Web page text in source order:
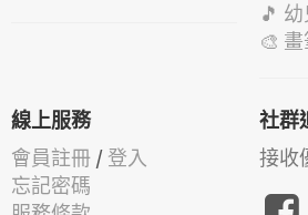
🎵
🎨
線上服務
會員註冊 / 登入
忘記密碼
社群
接收